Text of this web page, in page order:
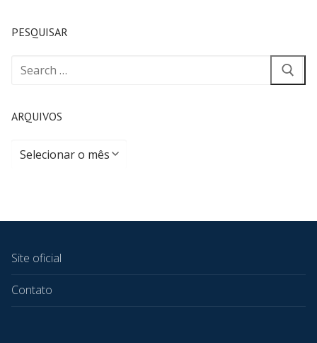
PESQUISAR
ARQUIVOS
Site oficial
Contato